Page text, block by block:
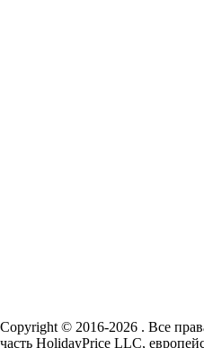
Copyright © 2016-2026 . Все
часть HolidayPrice LLC,